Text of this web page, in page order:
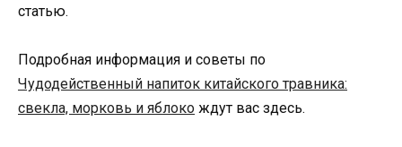
статью.
Подробная информация и советы по
Чудодейственный напиток китайского травника:
свекла, морковь и яблоко ждут вас здесь.